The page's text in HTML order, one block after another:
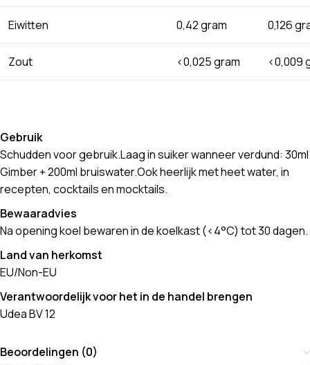
Eiwitten 0,42 gram 0,126
Zout <0,025 gram <0,009
Gebruik
Schudden voor gebruik.Laag in suiker wanneer verdund: 30ml
Gimber + 200ml bruiswater.Ook heerlijk met heet water, in
recepten, cocktails en mocktails.
Bewaaradvies
Na opening koel bewaren in de koelkast (<4°C) tot 30 dagen.
Land van herkomst
EU/Non-EU
Verantwoordelijk voor het in de handel brengen
Udea BV 12
Beoordelingen (0)